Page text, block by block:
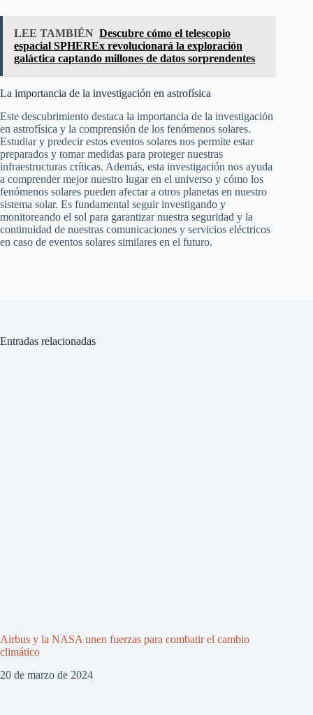
LEE TAMBIÉN Descubre cómo el telescopio
espacial SPHEREx revolucionará la exploración
galáctica captando millones de datos sorprendentes
La importancia de la investigación en astrofísica
Este descubrimiento destaca la importancia de la investigación
en astrofísica y la comprensión de los fenómenos solares.
Estudiar y predecir estos eventos solares nos permite estar
preparados y tomar medidas para proteger nuestras
infraestructuras críticas. Además, esta investigación nos ayuda
a comprender mejor nuestro lugar en el universo y cómo los
fenómenos solares pueden afectar a otros planetas en nuestro
sistema solar. Es fundamental seguir investigando y
monitoreando el sol para garantizar nuestra seguridad y la
continuidad de nuestras comunicaciones y servicios eléctricos
en caso de eventos solares similares en el futuro.
Entradas relacionadas
Airbus y la NASA unen fuerzas para combatir el cambio
climático
20 de marzo de 2024